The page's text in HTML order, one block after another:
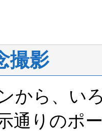
撮影
から、い
通りのポ